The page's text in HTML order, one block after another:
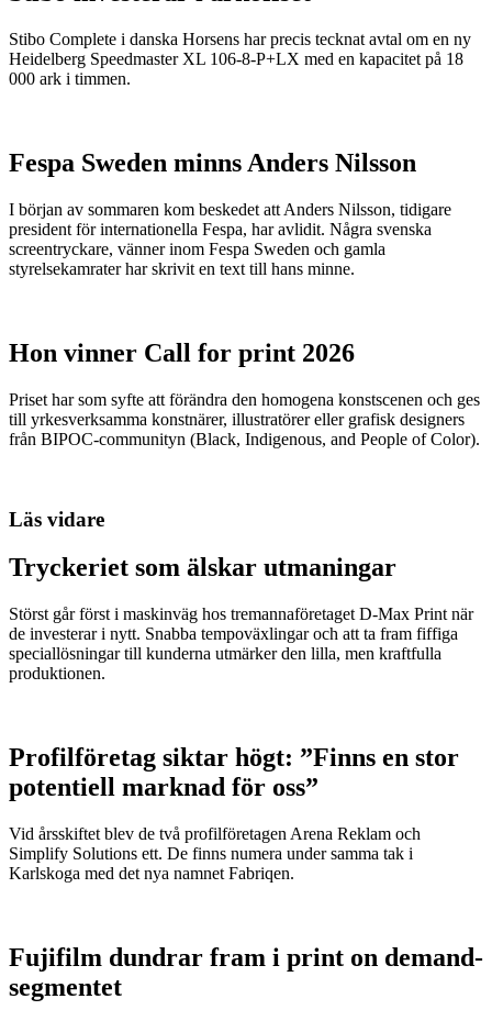
Stibo Complete i danska Horsens har precis tecknat avtal om en ny
Heidelberg Speedmaster XL 106-8-P+LX med en kapacitet på 18
000 ark i timmen.
Fespa Sweden minns Anders Nilsson
I början av sommaren kom beskedet att Anders Nilsson, tidigare
president för internationella Fespa, har avlidit. Några svenska
screentryckare, vänner inom Fespa Sweden och gamla
styrelsekamrater har skrivit en text till hans minne.
Hon vinner Call for print 2026
Priset har som syfte att förändra den homogena konstscenen och ges
till yrkesverksamma konstnärer, illustratörer eller grafisk designers
från BIPOC-communityn (Black, Indigenous, and People of Color).
Läs vidare
Tryckeriet som älskar utmaningar
Störst går först i maskinväg hos tremannaföretaget D-Max Print när
de investerar i nytt. Snabba tempoväxlingar och att ta fram fiffiga
speciallösningar till kunderna utmärker den lilla, men kraftfulla
produktionen.
Profilföretag siktar högt: ”Finns en stor
potentiell marknad för oss”
Vid årsskiftet blev de två profilföretagen Arena Reklam och
Simplify Solutions ett. De finns numera under samma tak i
Karlskoga med det nya namnet Fabriqen.
Fujifilm dundrar fram i print on demand-
segmentet